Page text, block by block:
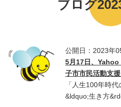
ブログ
公開日：2023年
5月17日、
子市市民活動支
「人生100年時
&ldquo;生き方